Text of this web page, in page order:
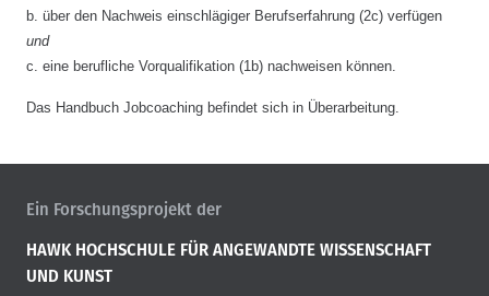
b. über den Nachweis einschlägiger Berufserfahrung (2c) verfügen
und
c. eine berufliche Vorqualifikation (1b) nachweisen können.
Das Handbuch Jobcoaching befindet sich in Überarbeitung.
Ein Forschungsprojekt der
HAWK HOCHSCHULE FÜR ANGEWANDTE WISSENSCHAFT
UND KUNST